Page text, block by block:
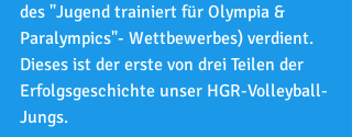
des "Jugend trainiert für Olympia &
Paralympics"- Wettbewerbes) verdient.
Dieses ist der erste von drei Teilen der
Erfolgsgeschichte unser HGR-Volleyball-
Jungs.